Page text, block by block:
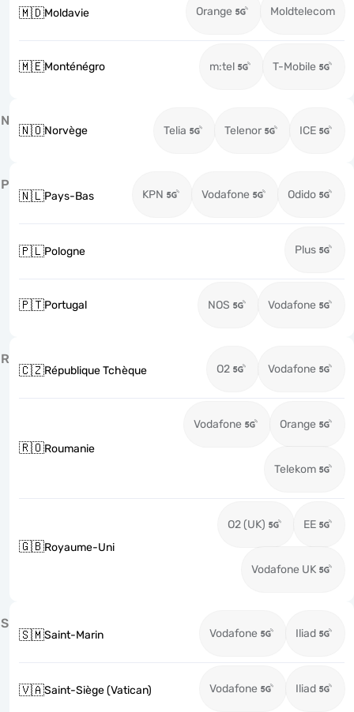
🇲🇩Moldavie Orange Moldtelecom
🇲🇪Monténégro m:tel T-Mobile
N
🇳🇴Norvège Telia Telenor ICE
P
🇳🇱Pays-Bas KPN Vodafone Odido
🇵🇱Pologne Plus
🇵🇹Portugal NOS Vodafone
R
🇨🇿République Tchèque O2 Vodafone
🇷🇴Roumanie
Vodafone Orange
Telekom
🇬🇧Royaume-Uni
O2 (UK) EE
Vodafone UK
S
🇸🇲Saint-Marin Vodafone Iliad
🇻🇦Saint-Siège (Vatican) Vodafone Iliad